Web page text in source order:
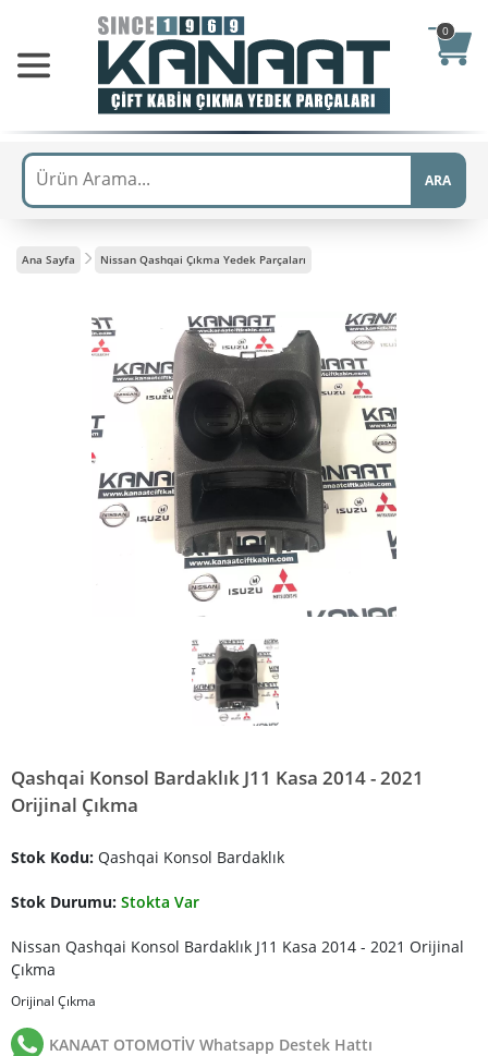
0
ARA
Ana Sayfa Nissan Qashqai Çıkma Yedek Parçaları
Qashqai Konsol Bardaklık J11 Kasa 2014 - 2021
Orijinal Çıkma
Stok Kodu: Qashqai Konsol Bardaklık
Stok Durumu: Stokta Var
Nissan Qashqai Konsol Bardaklık J11 Kasa 2014 - 2021 Orijinal
Çıkma
Orijinal Çıkma
KANAAT OTOMOTİV Whatsapp Destek Hattı